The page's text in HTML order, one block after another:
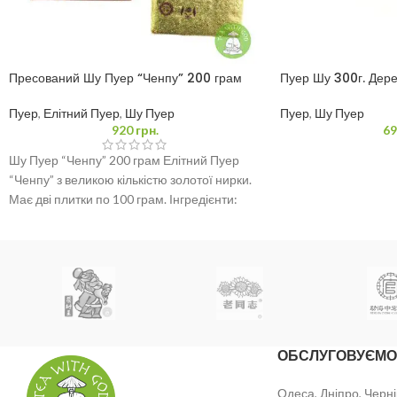
Пресований Шу Пуер “Ченпу” 200 грам
Пуер, Елітний Пуер, Шу Пуер
920грн.
Шу Пуер “Ченпу” 200 грам Елітний Пуер
“Ченпу” з великою кількістю золотої нирки.
Має дві плитки по 100 грам. Інгредієнти:
Пуер Шу 300г.
Пуер, Шу Пуер
ОБСЛУГОВУЄМО
Одеса, Дніпро,